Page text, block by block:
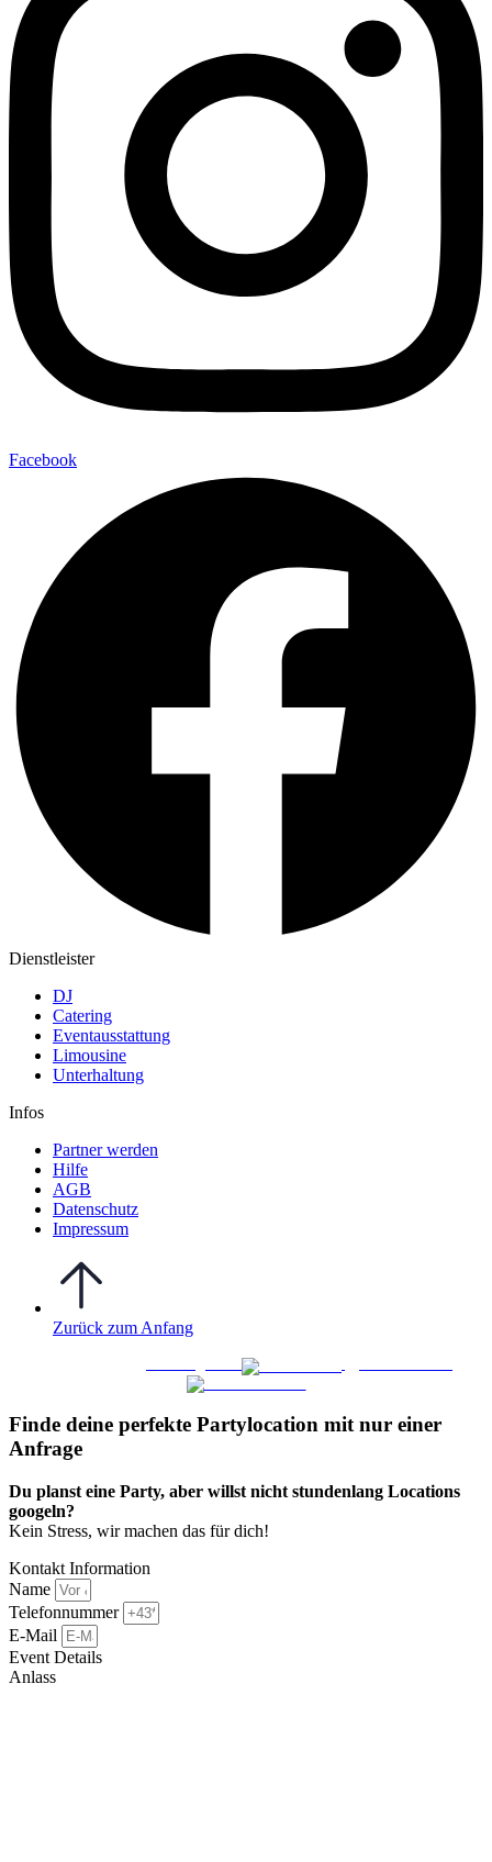
Facebook
Dienstleister
DJ
Catering
Eventausstattung
Limousine
Unterhaltung
Infos
Partner werden
Hilfe
AGB
Datenschutz
Impressum
Zurück zum Anfang
Finde deine perfekte Partylocation mit nur einer
Anfrage​
Du planst eine Party, aber willst nicht stundenlang Locations
googeln?
Kein Stress, wir machen das für dich!
Kontakt Information
Name
Telefonnummer
E-Mail
Event Details
Anlass